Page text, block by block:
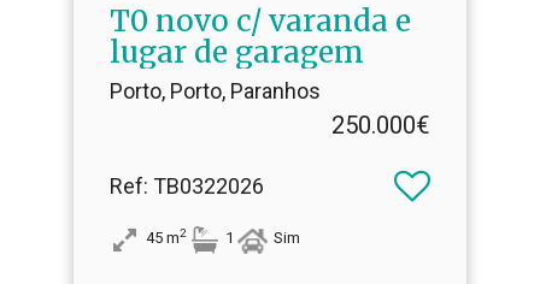
T0 novo c/ varanda e
lugar de garagem
Porto, Porto, Paranhos
250.000€
Ref: TB0322026
45 m2 1 Sim